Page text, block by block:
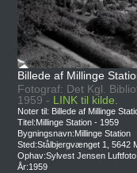
Billede af Millinge
Fotograf: Det Kgl.
1959 - LINK til kilde.
Noter til: Billede af Millinge
Titel:Millinge Station - 1959
Bygningsnavn:Millinge Station
Sted:Stålbjergvænget 1, 5642
Ophav:Sylvest Jensen Luftfoto
År:1959